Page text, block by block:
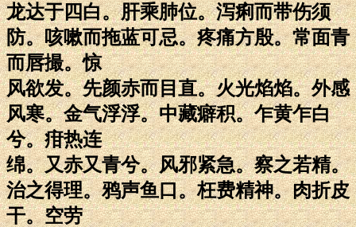
龙达于四白。肝乘肺位。泻痢而带伤须
防。咳嗽而拖蓝可忌。疼痛方殷。常面青
而唇撮。惊
风欲发。先颜赤而目直。火光焰焰。外感
风寒。金气浮浮。中藏癖积。乍黄乍白
兮。疳热连
绵。又赤又青兮。风邪紧急。察之若精。
治之得理。鸦声鱼口。枉费精神。肉折皮
干。空劳